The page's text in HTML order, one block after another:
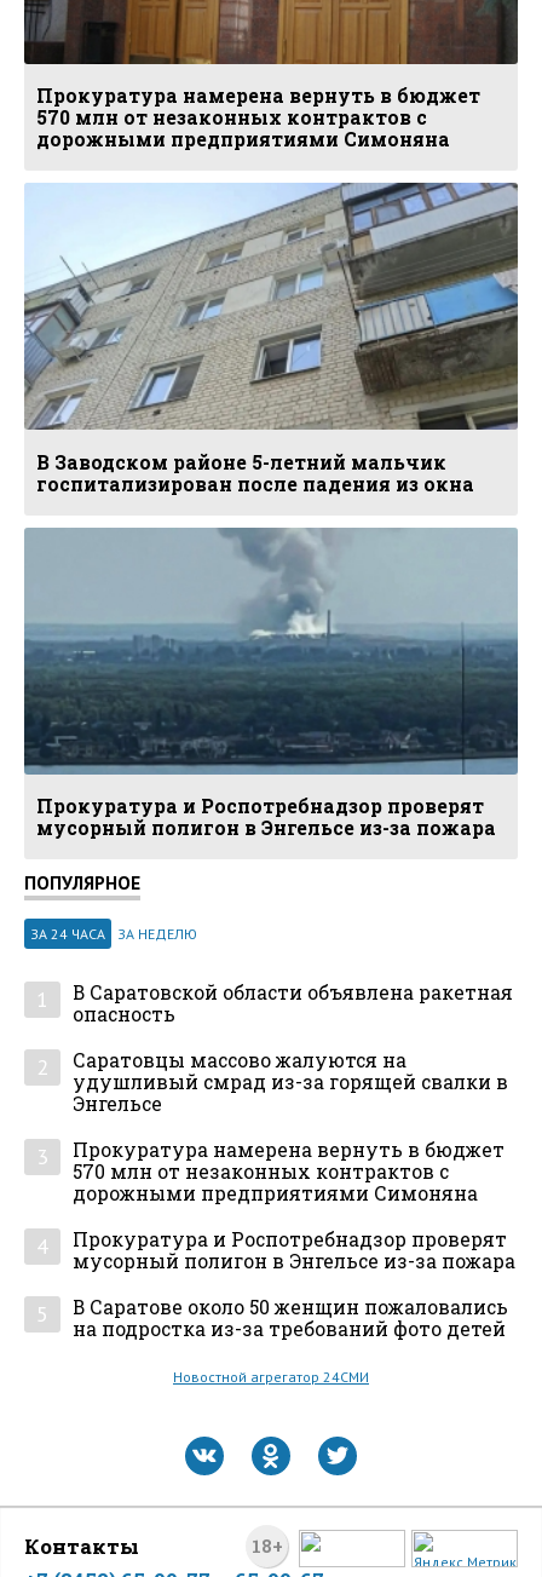
Прокуратура намерена вернуть в бюджет
570 млн от незаконных контрактов с
дорожными предприятиями Симоняна
В Заводском районе 5-летний мальчик
госпитализирован после падения из окна
Прокуратура и Роспотребнадзор проверят
мусорный полигон в Энгельсе из-за пожара
ПОПУЛЯРНОЕ
ЗА 24 ЧАСА ЗА НЕДЕЛЮ
1
В Саратовской области объявлена ракетная
опасность
2
Саратовцы массово жалуются на
удушливый смрад из-за горящей свалки в
Энгельсе
3
Прокуратура намерена вернуть в бюджет
570 млн от незаконных контрактов с
дорожными предприятиями Симоняна
4
Прокуратура и Роспотребнадзор проверят
мусорный полигон в Энгельсе из-за пожара
5
В Саратове около 50 женщин пожаловались
на подростка из-за требований фото детей
Новостной агрегатор 24СМИ
18+
Контакты